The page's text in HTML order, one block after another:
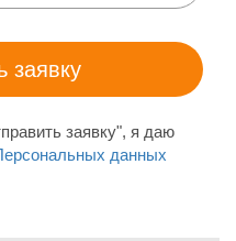
заявку", я даю
данных